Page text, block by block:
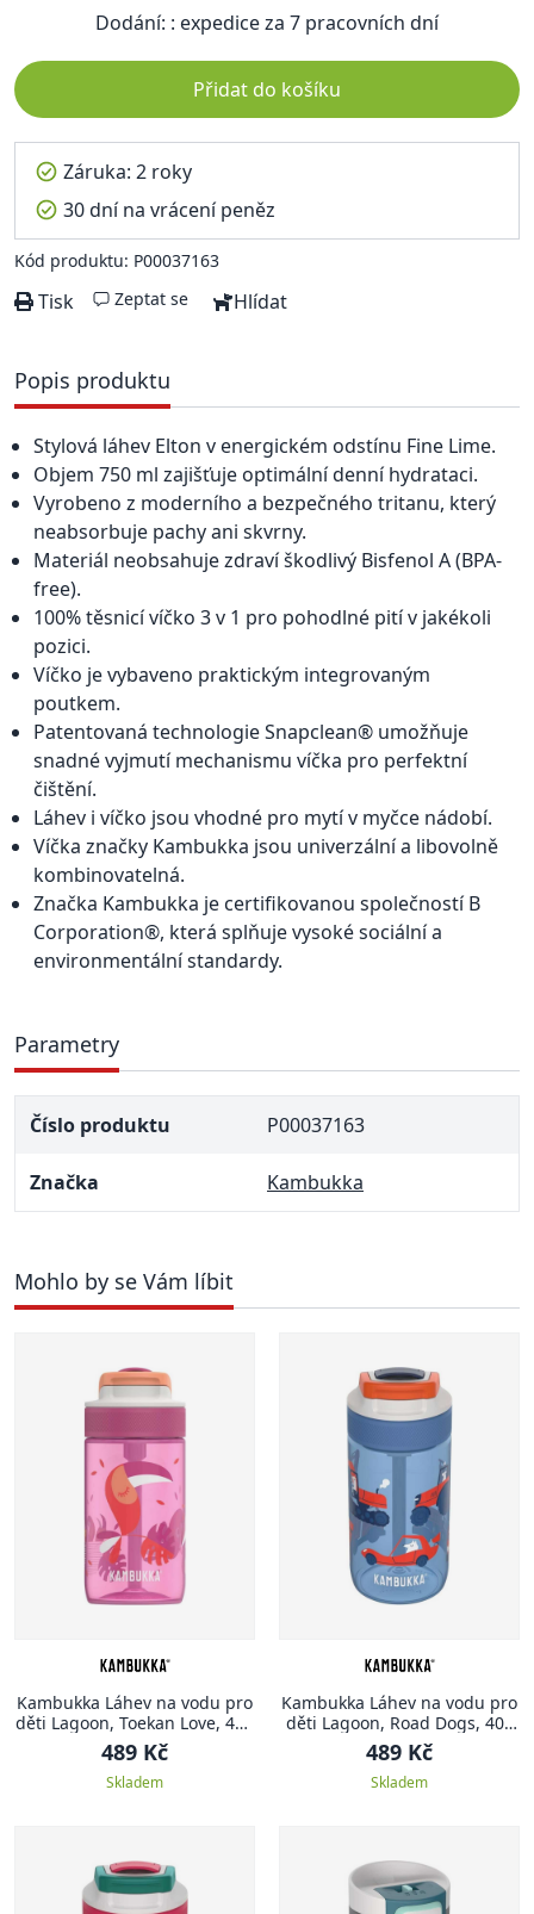
Dodání: : expedice za 7 pracovních dní
Přidat do košíku
Záruka: 2 roky
30 dní na vrácení peněz
Kód produktu: P00037163
Tisk Zeptat se Hlídat
Popis produktu
Stylová láhev Elton v energickém odstínu Fine Lime.
Objem 750 ml zajišťuje optimální denní hydrataci.
Vyrobeno z moderního a bezpečného tritanu, který
neabsorbuje pachy ani skvrny.
Materiál neobsahuje zdraví škodlivý Bisfenol A (BPA-
free).
100% těsnicí víčko 3 v 1 pro pohodlné pití v jakékoli
pozici.
Víčko je vybaveno praktickým integrovaným
poutkem.
Patentovaná technologie Snapclean® umožňuje
snadné vyjmutí mechanismu víčka pro perfektní
čištění.
Láhev i víčko jsou vhodné pro mytí v myčce nádobí.
Víčka značky Kambukka jsou univerzální a libovolně
kombinovatelná.
Značka Kambukka je certifikovanou společností B
Corporation®, která splňuje vysoké sociální a
environmentální standardy.
Parametry
Číslo produktu P00037163
Značka Kambukka
Mohlo by se Vám líbit
Kambukka Láhev na vodu pro
děti Lagoon, Toekan Love, 400
ml
489 Kč
Skladem
Kambukka Láhev na vodu pro
děti Lagoon, Road Dogs, 400
ml
489 Kč
Skladem